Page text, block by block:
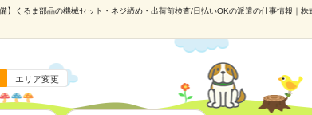
備】くるま部品の機械セット・ネジ締め・出荷前検査/日払いOKの派遣の仕事情報｜
エリア変更